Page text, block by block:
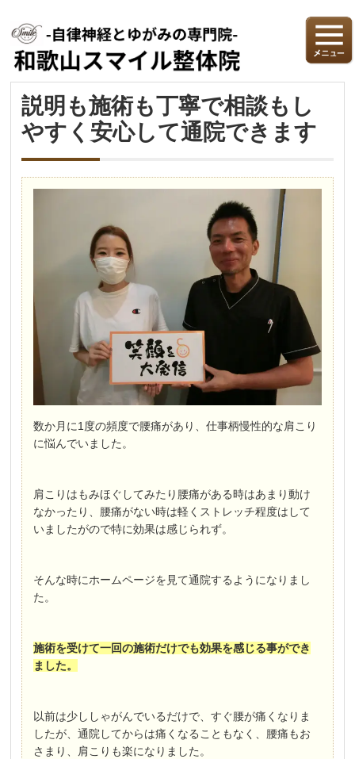
説明も施術も丁寧で相談もし
やすく安心して通院できます
数か月に1度の頻度で腰痛があり、仕事柄慢性的な肩こり
に悩んでいました。
肩こりはもみほぐしてみたり腰痛がある時はあまり動け
なかったり、腰痛がない時は軽くストレッチ程度はして
いましたがので特に効果は感じられず。
そんな時にホームページを見て通院するようになりまし
た。
施術を受けて一回の施術だけでも効果を感じる事ができ
ました。
以前は少ししゃがんでいるだけで、すぐ腰が痛くなりま
したが、通院してからは痛くなることもなく、腰痛もお
さまり、肩こりも楽になりました。